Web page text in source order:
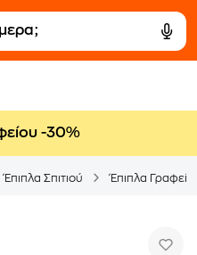
-30%
Έπιπλα Σπιτιού Έπιπλα